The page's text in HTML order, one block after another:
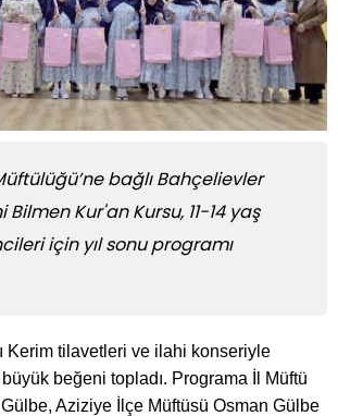
bağlı Bahçelievler
Bilmen Kur'an Kursu, 11-14 yaş
için yıl sonu programı
Kerim tilavetleri ve ilahi konseriyle
beğeni topladı. Programa İl Müftü
Gülbe, Aziziye İlçe Müftüsü Osman Gülbe